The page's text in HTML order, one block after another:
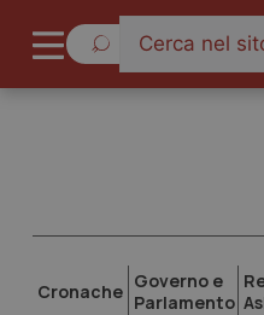
Cronache Governo e
Parlamento